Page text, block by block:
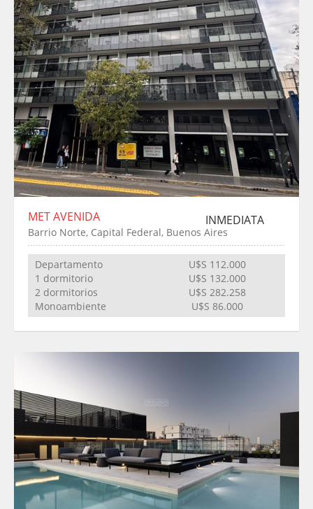
MET AVENIDA INMEDIATA
Barrio Norte, Capital Federal, Buenos Aires
Departamento
U$S 112.000
1 dormitorio
U$S 132.000
2 dormitorios
U$S 282.258
Monoambiente
U$S 86.000